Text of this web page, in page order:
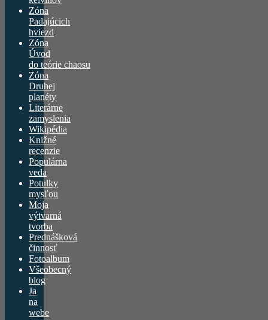
Zóna
Padajúcich
hviezd
Zóna
Úvod
do teórie chaosu
Zóna
Druhej
planéty
Literárne
zamyslenia
Wikipédia
Knižné
recenzie
Populárna
veda
Potulky
mysľou
Moja
výtvarná
tvorba
Prednášková
činnosť
Fotoalbum
Všeobecný
blog
Ja
na
webe